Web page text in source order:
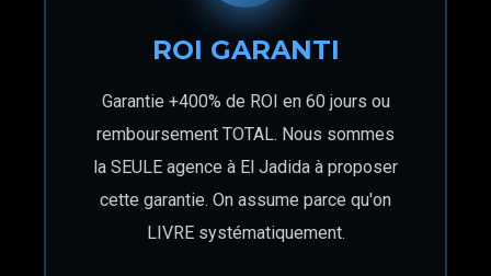
ROI GARANTI
Garantie +400% de ROI en 60 jours ou
remboursement TOTAL. Nous sommes
la SEULE agence à El Jadida à proposer
cette garantie. On assume parce qu'on
LIVRE systématiquement.